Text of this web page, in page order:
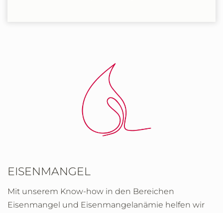
EISENMANGEL
Mit unserem Know-how in den Bereichen
Eisenmangel und Eisenmangelanämie helfen wir